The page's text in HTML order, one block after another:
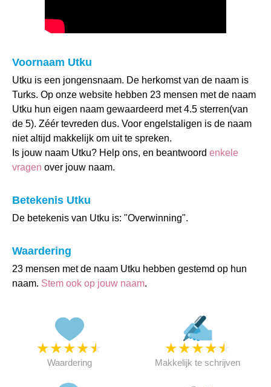
Voornaam Utku
Utku is een jongensnaam. De herkomst van de naam is
Turks. Op onze website hebben 23 mensen met de naam
Utku hun eigen naam gewaardeerd met 4.5 sterren(van
de 5). Zéér tevreden dus. Voor engelstaligen is de naam
niet altijd makkelijk om uit te spreken.
Is jouw naam Utku? Help ons, en beantwoord enkele
vragen over jouw naam.
Betekenis Utku
De betekenis van Utku is: "Overwinning".
Waardering
23 mensen met de naam Utku hebben gestemd op hun
naam. Stem ook op jouw naam.
★★★★★
Waardering
★★★★★
Makkelijk te schrijven